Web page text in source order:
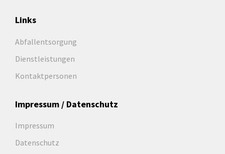
Links
Abfallentsorgung
Dienstleistungen
Kontaktpersonen
Impressum / Datenschutz
Impressum
Datenschutz